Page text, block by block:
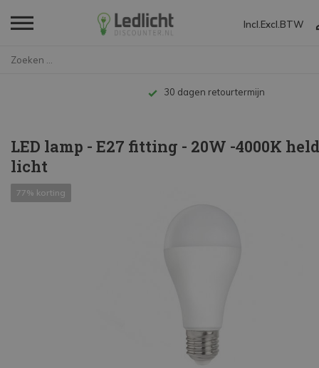
Incl. Excl. BTW
Tot 10 jaar garantie
LED lamp - E27 fitting - 20W -4000K
licht
77% korting